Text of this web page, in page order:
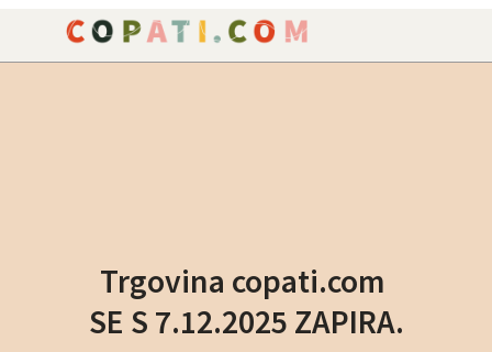
Trgovina copati.com
SE S 7.12.2025 ZAPIRA.